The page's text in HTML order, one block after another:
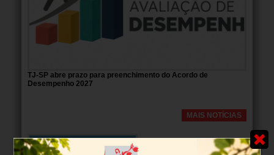
TJ-SP abre prazo para preenchimento do Acordo de
Desempenho 2027
MAIS NOTÍCIAS